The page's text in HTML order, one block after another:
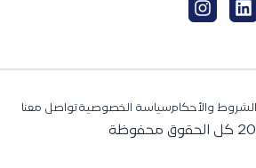
الشروط والأحكامسياسة الخصوصيةتواصل معنا